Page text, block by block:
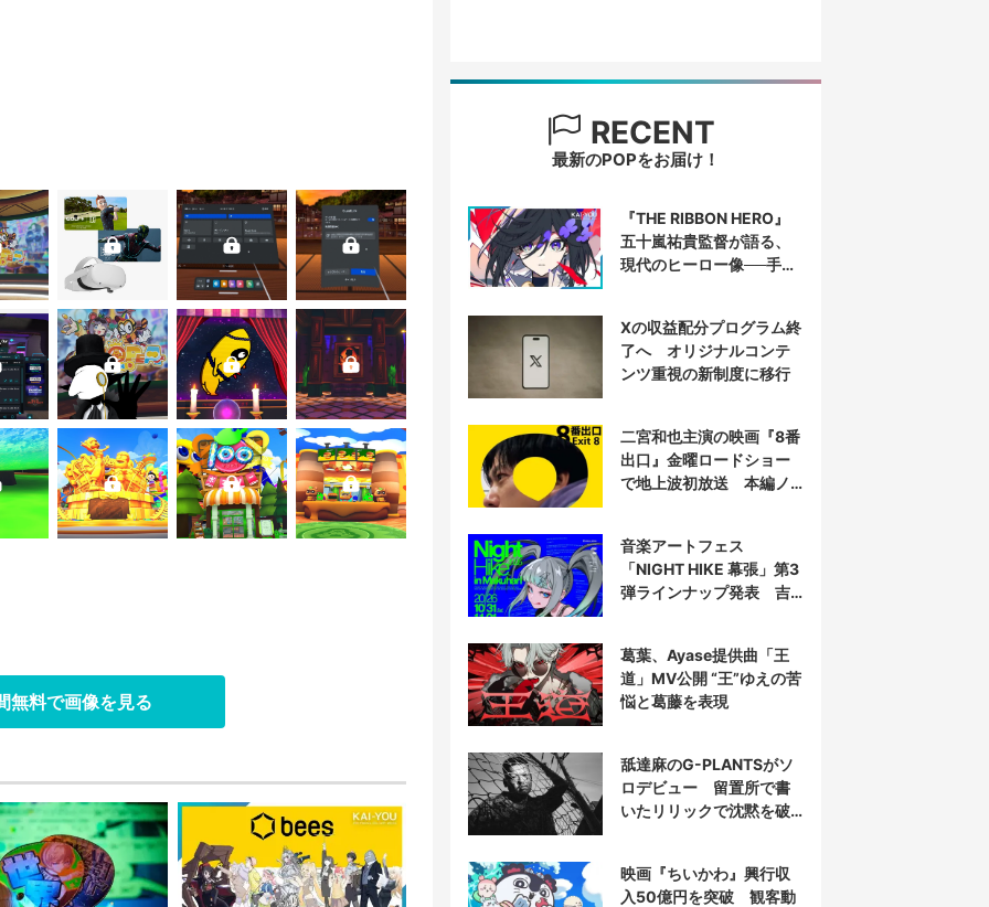
無料で画像を見る
RECENT
最新のPOPをお届け！
『THE RIBBON HERO』
五十嵐祐貴監督が語る、
現代のヒーロー像──手塚
Xの収益配分プログラム終
了へ オリジナルコンテ
ンツ重視の新制度に移行
二宮和也主演の映画『8番
出口』金曜ロードショー
で地上波初放送 本編ノ
音楽アートフェス
「NIGHT HIKE 幕張」第3
弾ラインナップ発表 吉
葛葉、Ayase提供曲「王
道」MV公開 “王”ゆえの苦
悩と葛藤を表現
舐達麻のG-PLANTSがソ
ロデビュー 留置所で書
いたリリックで沈黙を破
映画『ちいかわ』興行収
入50億円を突破 観客動